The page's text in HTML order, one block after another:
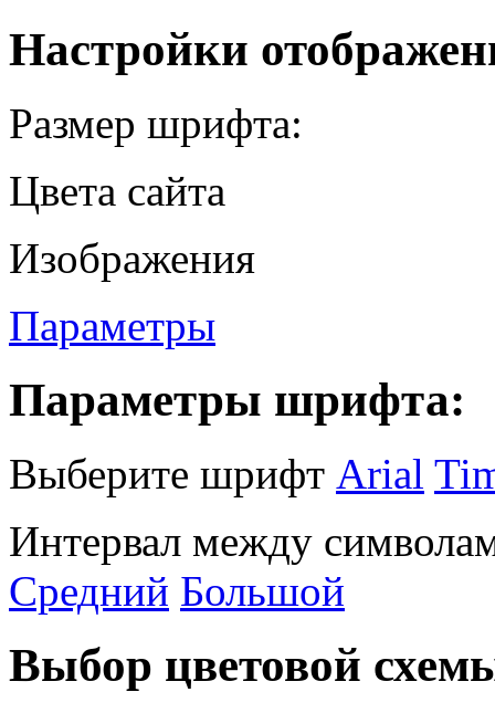
Настройки
Размер шрифта:
Цвета сайта
Изображения
Параметры
Параметры шрифта:
Выберите шрифт Arial
Интервал между
Средний Большой
Выбор цветовой